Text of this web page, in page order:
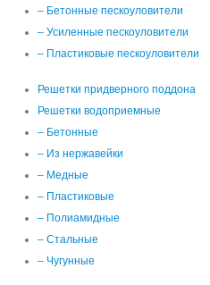
– Бетонные пескоуловители
– Усиленные пескоуловители
– Пластиковые пескоуловители
Решетки придверного поддона
Решетки водоприемные
– Бетонные
– Из нержавейки
– Медные
– Пластиковые
– Полиамидные
– Стальные
– Чугунные